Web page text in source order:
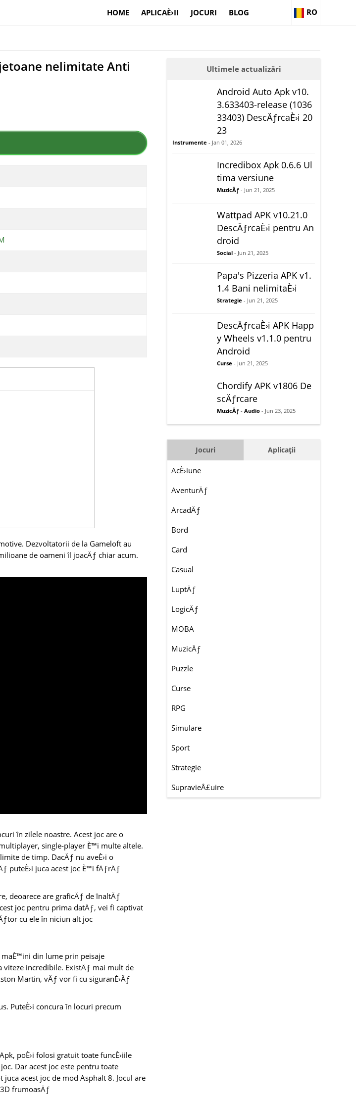
HOME APLICAÈ›II JOCURI BLOG RO
nelimitate Anti
Dezvoltatorii de la Gameloft au
de oameni îl joacÄƒ chiar acum.
în zilele noastre. Acest joc are o
single-player È™i multe altele.
de timp. DacÄƒ nu aveÈ›i o
puteÈ›i juca acest joc È™i fÄƒrÄƒ
deoarece are graficÄƒ de înaltÄƒ
joc pentru prima datÄƒ, vei fi captivat
cu ele în niciun alt joc
maÈ™ini din lume prin peisaje
incredibile. ExistÄƒ mai mult de
Martin, vÄƒ vor fi cu siguranÈ›Äƒ
PuteÈ›i concura în locuri precum
poÈ›i folosi gratuit toate funcÈ›iile
Dar acest joc este pentru toate
acest joc de mod Asphalt 8. Jocul are
frumoasÄƒ
Ultimele actualizări
Android Auto Apk v10.
3.633403-release (1036
33403) DescÄƒrcaÈ›i 20
23
Instrumente - Jan 01, 2026
Incredibox Apk 0.6.6 Ul
tima versiune
MuzicÄƒ - Jun 21, 2025
Wattpad APK v10.21.0
DescÄƒrcaÈ›i pentru An
droid
Social - Jun 21, 2025
Papa's Pizzeria APK v1.
1.4 Bani nelimitaÈ›i
Strategie - Jun 21, 2025
DescÄƒrcaÈ›i APK Happ
y Wheels v1.1.0 pentru
Android
Curse - Jun 21, 2025
Chordify APK v1806 De
scÄƒrcare
MuzicÄƒ - Audio - Jun 23, 2025
Jocuri Aplicații
AcÈ›iune
AventurÄƒ
ArcadÄƒ
Bord
Card
Casual
LuptÄƒ
LogicÄƒ
MOBA
MuzicÄƒ
Puzzle
Curse
RPG
Simulare
Sport
Strategie
SupravieÅ£uire